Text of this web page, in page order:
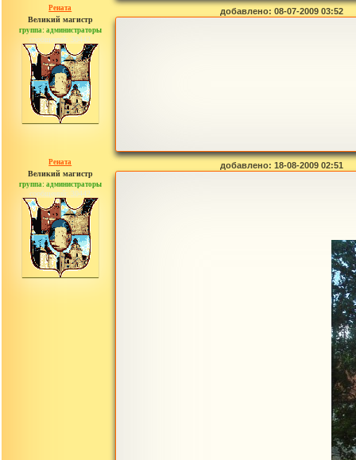
Рената
Великий магистр
группа: администраторы
сообщений: 30442
добавлено: 08-07-2009 03:52
Рената
Великий магистр
группа: администраторы
сообщений: 30442
добавлено: 18-08-2009 02:51